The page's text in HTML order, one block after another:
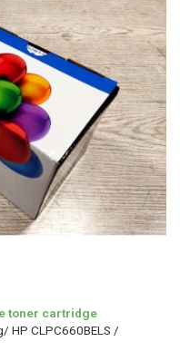
toner cartridge
HP CLPC660BELS /